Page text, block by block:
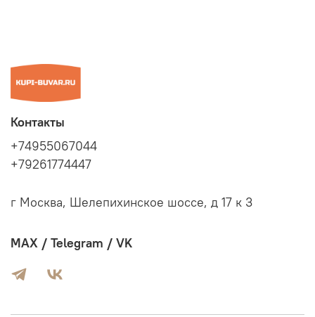
Контакты
+74955067044
+79261774447
г Москва, Шелепихинское шоссе, д 17 к 3
MAX / Telegram / VK